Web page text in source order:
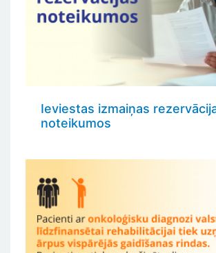
Ieviestas izmaiņas
noteikumos